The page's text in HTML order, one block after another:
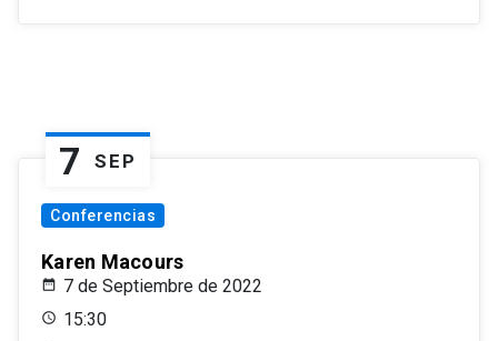
7 SEP
Conferencias
Karen Macours
7 de Septiembre de 2022
15:30